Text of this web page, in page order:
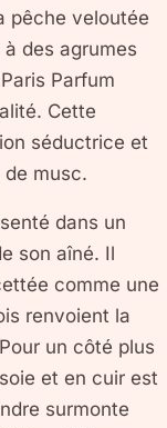
pêche veloutée
des agrumes
Parfum
Cette
séductrice et
musc.
dans un
son aîné. Il
comme une
renvoient la
un côté plus
et en cuir est
surmonte